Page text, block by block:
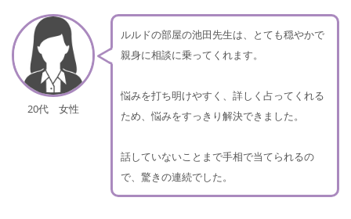
20代 女性
ルルドの部屋の池田先生は、とても穏やかで
親身に相談に乗ってくれます。
悩みを打ち明けやすく、詳しく占ってくれる
ため、悩みをすっきり解決できました。
話していないことまで手相で当てられるの
で、驚きの連続でした。